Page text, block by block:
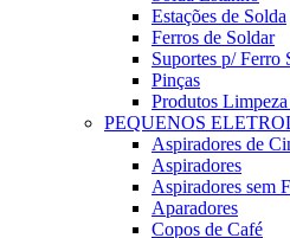
Estações de Solda
Ferros de Soldar
Suportes p/ Ferro
Pinças
Produtos
PEQUENOS
Aspiradores de
Aspiradores
Aspiradores sem
Aparadores
Copos de Café